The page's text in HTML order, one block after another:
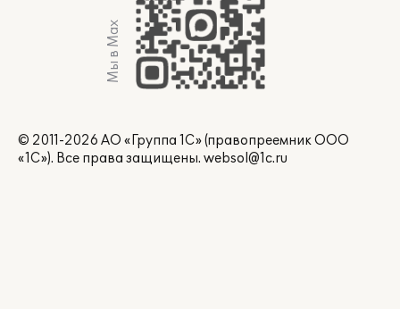
Мы в Max
© 2011-2026 АО «Группа 1С» (правопреемник ООО
«1С»). Все права защищены. websol@1c.ru